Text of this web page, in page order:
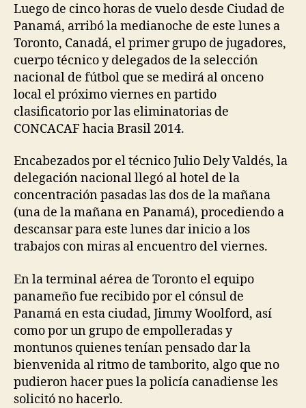
Luego de cinco horas de vuelo desde Ciudad de
Panamá, arribó la medianoche de este lunes a
Toronto, Canadá, el primer grupo de jugadores,
cuerpo técnico y delegados de la selección
nacional de fútbol que se medirá al onceno
local el próximo viernes en partido
clasificatorio por las eliminatorias de
CONCACAF hacia Brasil 2014.
Encabezados por el técnico Julio Dely Valdés, la
delegación nacional llegó al hotel de la
concentración pasadas las dos de la mañana
(una de la mañana en Panamá), procediendo a
descansar para este lunes dar inicio a los
trabajos con miras al encuentro del viernes.
En la terminal aérea de Toronto el equipo
panameño fue recibido por el cónsul de
Panamá en esta ciudad, Jimmy Woolford, así
como por un grupo de empolleradas y
montunos quienes tenían pensado dar la
bienvenida al ritmo de tamborito, algo que no
pudieron hacer pues la policía canadiense les
solicitó no hacerlo.